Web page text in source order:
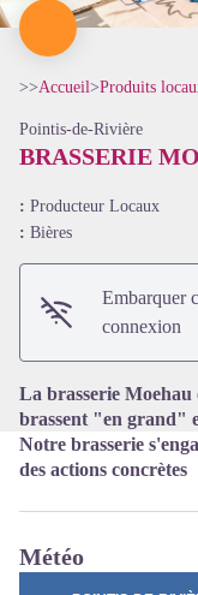
>>Accueil>Produits
Pointis-de-Rivière
BRASSERIE
: Producteur Locaux
: Bières
Embarquer
connexion
La brasserie Moehau
brassent "en grand"
Notre brasserie
des actions concrètes
Météo